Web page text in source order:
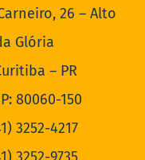
26 – Alto
Glória
– PR
80060-150
3252-4217